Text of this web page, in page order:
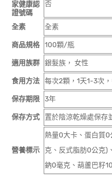
家健康認
證號碼
否
全素 全素
商品規格 100顆/瓶
適用族群 銀髮族， 女性
食用方法 每次2顆，1天1-3次
保存期限 3年
保存方式 置於陰涼乾燥處保存
營養標示
熱量0大卡、蛋白質
克、反式脂肪0公克)
鈉0毫克、葫蘆巴籽